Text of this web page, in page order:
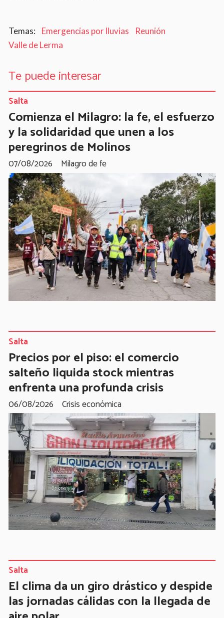
Emergencias por lluvias
Reunión
Valle de Lerma
Te puede interesar
Comienza el Milagro: la fe, el esfuerzo
y la solidaridad que unen a los
peregrinos de Molinos
Milagro de fe
Salta
07/08/2026
Precios por el piso: el comercio
salteño liquida stock mientras
enfrenta una profunda crisis
Crisis económica
Salta
06/08/2026
El clima da un giro drástico y despide
las jornadas cálidas con la llegada de
Salta